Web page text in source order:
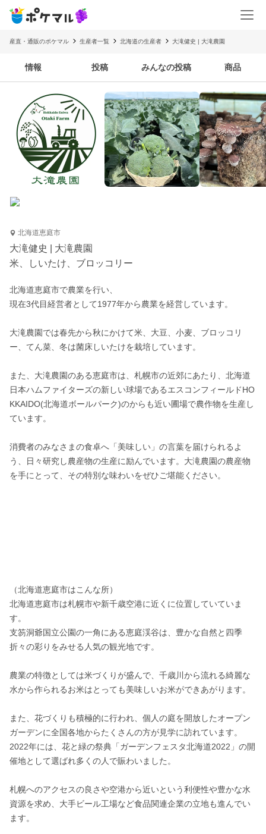
産直・通販のポケマル 生産者一覧 北海道の生産者 大滝健史 | 大滝農園
情報 投稿 みんなの投稿 商品
北海道恵庭市
大滝健史 | 大滝農園
米、しいたけ、ブロッコリー
北海道恵庭市で農業を行い、
現在3代目経営者として1977年から農業を経営しています。
大滝農園では春先から秋にかけて米、大豆、小麦、ブロッコリ
ー、てん菜、冬は菌床しいたけを栽培しています。
また、大滝農園のある恵庭市は、札幌市の近郊にあたり、北海道
日本ハムファイターズの新しい球場であるエスコンフィールドHO
KKAIDO(北海道ボールパーク)のからも近い圃場で農作物を生産し
ています。
消費者のみなさまの食卓へ「美味しい」の言葉を届けられるよ
う、日々研究し農産物の生産に励んでいます。大滝農園の農産物
を手にとって、その特別な味わいをぜひご堪能ください。
（北海道恵庭市はこんな所）
北海道恵庭市は札幌市や新千歳空港に近くに位置していていま
す。
支笏洞爺国立公園の一角にある恵庭渓谷は、豊かな自然と四季
折々の彩りをみせる人気の観光地です。
農業の特徴としては米づくりが盛んで、千歳川から流れる綺麗な
水から作られるお米はとっても美味しいお米ができあがります。
また、花づくりも積極的に行われ、個人の庭を開放したオープン
ガーデンに全国各地からたくさんの方が見学に訪れています。
2022年には、花と緑の祭典「ガーデンフェスタ北海道2022」の開
催地として選ばれ多くの人で賑わいました。
札幌へのアクセスの良さや空港から近いという利便性や豊かな水
資源を求め、大手ビール工場など食品関連企業の立地も進んでい
ます。